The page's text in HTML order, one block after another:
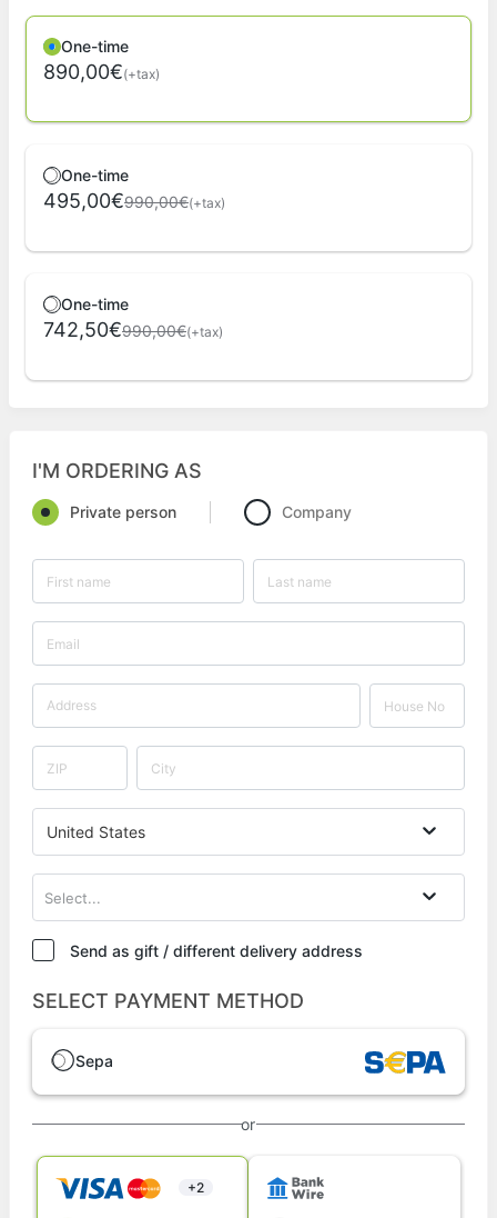
One-time
890,00€(+tax)
One-time
495,00€990,00€(+tax)
One-time
742,50€990,00€(+tax)
I'M ORDERING AS
Private person Company
United States
Select...
Send as gift / different delivery address
SELECT PAYMENT METHOD
Sepa
or
+2